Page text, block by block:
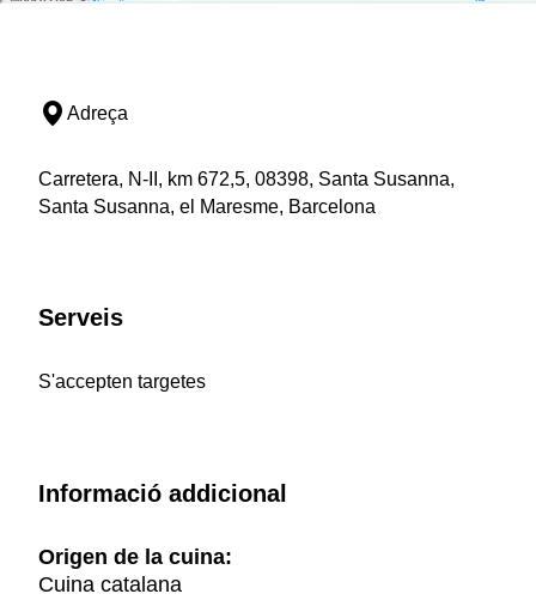
Adreça
Carretera, N-II, km 672,5, 08398, Santa Susanna,
Santa Susanna, el Maresme, Barcelona
Serveis
S'accepten targetes
Informació addicional
Origen de la cuina:
Cuina catalana